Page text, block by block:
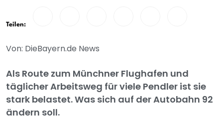
Teilen:
Von: DieBayern.de News
Als Route zum Münchner Flughafen und
täglicher Arbeitsweg für viele Pendler ist sie
stark belastet. Was sich auf der Autobahn 92
ändern soll.